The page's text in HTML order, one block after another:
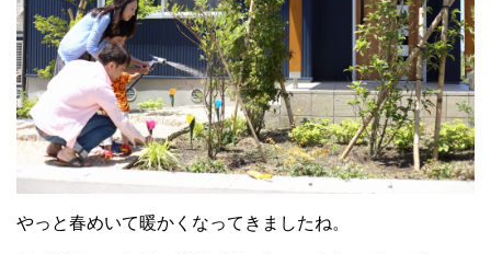
やっと春めいて暖かくなってきましたね。